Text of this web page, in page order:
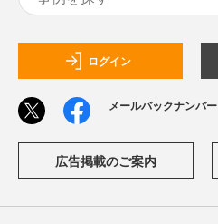
ログイン
メールバックナンバー
広告掲載のご案内